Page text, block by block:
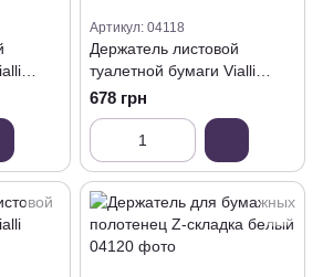
Артикул: 04118
Держатель листовой
туалетной бумаги Vialli
хром
678 грн